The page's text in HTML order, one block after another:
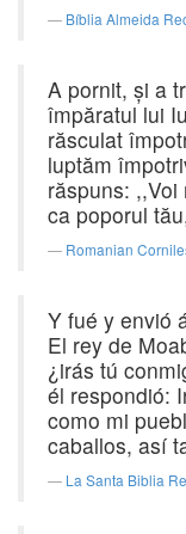
Bíblia Almeida
A pornit, şi a
împăratul lui
răsculat
luptăm
răspuns:
ca poporul
Romanian
Y fué y envió
El rey de
¿irás tú
él respondió:
como mi
caballos, así
La Santa Biblia